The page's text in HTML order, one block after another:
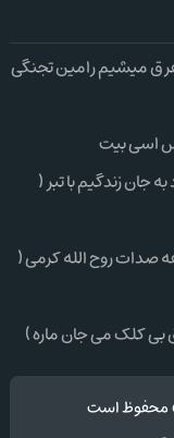
میشیم رامین تجنگی
اسی بیت
جان زندگیم با تبر (
صدات روح الله کرمی (
بی کلک می جان ماره )